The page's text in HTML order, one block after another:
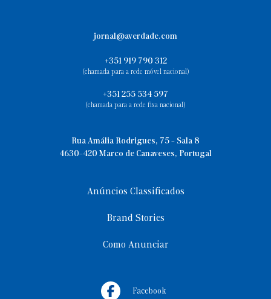
jornal@averdade.com
+351 919 790 312
(chamada para a rede móvel nacional)
+351 255 534 597
(chamada para a rede fixa nacional)
Rua Amália Rodrigues, 75 - Sala 8
4630-420 Marco de Canaveses, Portugal
Anúncios Classificados
Brand Stories
Como Anunciar
Facebook